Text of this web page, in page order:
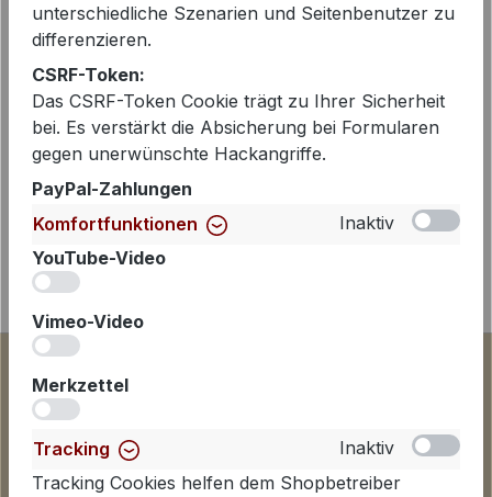
Beschreibung
Die Cambio Hose Fawn Pocket in
elegantem Dark Navy ist ein zeitloser
Allrounder, der Stil, Komfort und
hochwertige Verarbeit…Mehr
unterschiedliche Szenarien und Seitenbenutzer zu
differenzieren.
CSRF-Token:
Das CSRF-Token Cookie trägt zu Ihrer Sicherheit
bei. Es verstärkt die Absicherung bei Formularen
gegen unerwünschte Hackangriffe.
PayPal-Zahlungen
Komfortfunktionen
Inaktiv
YouTube-Video
Vimeo-Video
Merkzettel
Tracking
Inaktiv
Tracking Cookies helfen dem Shopbetreiber